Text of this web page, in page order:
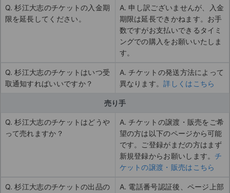
Q. 杉江大志のチケットの入金期
限を延長してください。
A. 申し訳ございませんが、入金
期限は延長できかねます。お手
数ですがお支払いできるタイミ
ングでの購入をお願いいたしま
す。
Q. 杉江大志のチケットはいつ受
取通知すればいいですか？
A. チケットの発送方法によって
異なります。詳しくはこちら
売り手
Q. 杉江大志のチケットはどうや
って売れますか？
A. チケットの譲渡・販売をご希
望の方は以下のページから可能
です。ご登録がまだの方はまず
新規登録からお願いします。 チ
ケットの譲渡・販売はこちら
Q. 杉江大志のチケットの出品の
A. 電話番号認証後、ページ上部